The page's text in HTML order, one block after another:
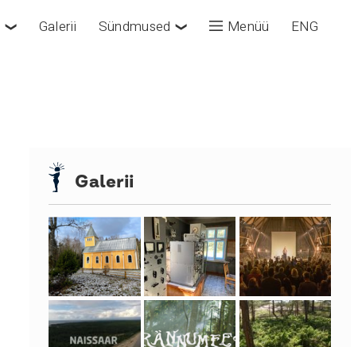
❯ Galerii Sündmused ❯ Menüü ENG
Galerii